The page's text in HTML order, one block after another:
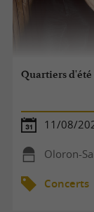
Quartiers d'été
11/08/
Oloron-
Concerts